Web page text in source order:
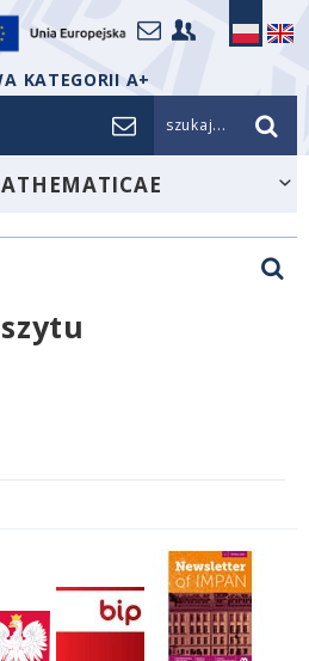
KATEGORII A+
szukaj...